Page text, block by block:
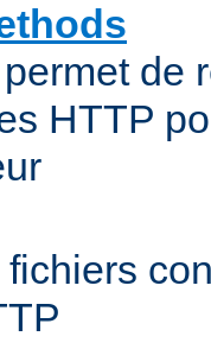
de
HTTP